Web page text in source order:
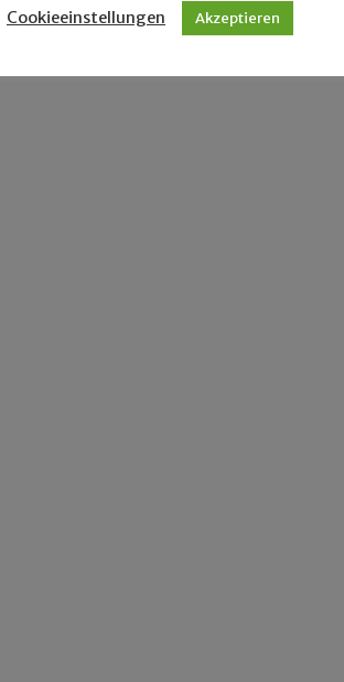
Cookieeinstellungen Akzeptieren